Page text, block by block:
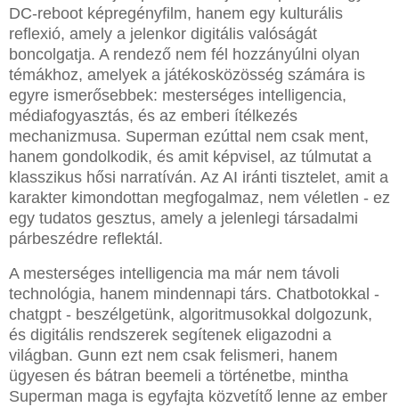
DC-reboot képregényfilm, hanem egy kulturális
reflexió, amely a jelenkor digitális valóságát
boncolgatja. A rendező nem fél hozzányúlni olyan
témákhoz, amelyek a játékosközösség számára is
egyre ismerősebbek: mesterséges intelligencia,
médiafogyasztás, és az emberi ítélkezés
mechanizmusa. Superman ezúttal nem csak ment,
hanem gondolkodik, és amit képvisel, az túlmutat a
klasszikus hősi narratíván. Az AI iránti tisztelet, amit a
karakter kimondottan megfogalmaz, nem véletlen - ez
egy tudatos gesztus, amely a jelenlegi társadalmi
párbeszédre reflektál.
A mesterséges intelligencia ma már nem távoli
technológia, hanem mindennapi társ. Chatbotokkal -
chatgpt - beszélgetünk, algoritmusokkal dolgozunk,
és digitális rendszerek segítenek eligazodni a
világban. Gunn ezt nem csak felismeri, hanem
ügyesen és bátran beemeli a történetbe, mintha
Superman maga is egyfajta közvetítő lenne az ember